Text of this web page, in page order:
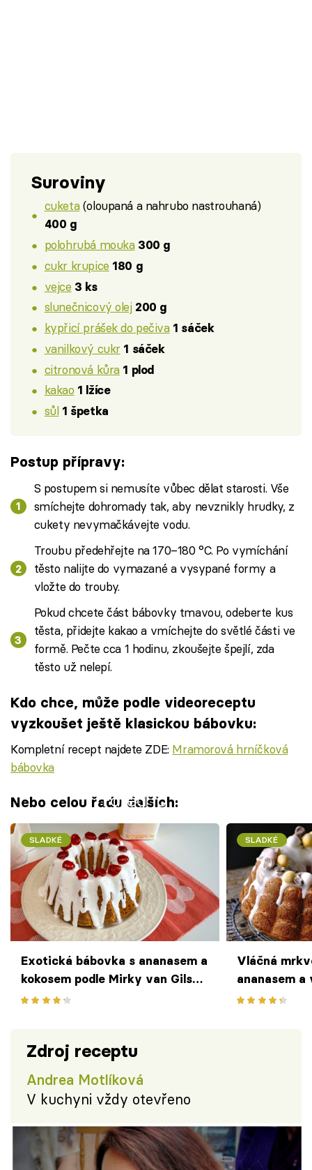
Suroviny
cuketa(oloupaná a nahrubo nastrouhaná)
400 g
polohrubá mouka 300 g
cukr krupice 180 g
vejce 3 ks
slunečnicový olej 200 g
kypřicí prášek do pečiva 1 sáček
vanilkový cukr 1 sáček
citronová kůra 1 plod
kakao 1 lžíce
sůl 1 špetka
Postup přípravy:
S postupem si nemusíte vůbec dělat starosti. Vše
smíchejte dohromady tak, aby nevznikly hrudky, z
cukety nevymačkávejte vodu.
Troubu předehřejte na 170–180 °C. Po vymíchání
těsto nalijte do vymazané a vysypané formy a
vložte do trouby.
Pokud chcete část bábovky tmavou, odeberte kus
těsta, přidejte kakao a vmíchejte do světlé části ve
formě. Pečte cca 1 hodinu, zkoušejte špejlí, zda
těsto už nelepí.
Kdo chce, může podle videoreceptu
vyzkoušet ještě klasickou bábovku:
Kompletní recept najdete ZDE: Mramorová hrníčková
bábovka
Failed to fetch
Nebo celou řadu dalších:
SLADKÉ
Exotická bábovka s ananasem a
kokosem podle Mirky van Gils
Slavíkové
SLADKÉ
Vláčná
ananasem
Zdroj receptu
Andrea Motlíková
V kuchyni vždy otevřeno